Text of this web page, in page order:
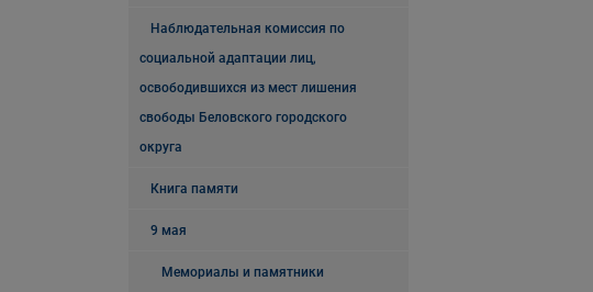
Наблюдательная комиссия по
социальной адаптации лиц,
освободившихся из мест лишения
свободы Беловского городского
округа
Книга памяти
9 мая
Мемориалы и памятники